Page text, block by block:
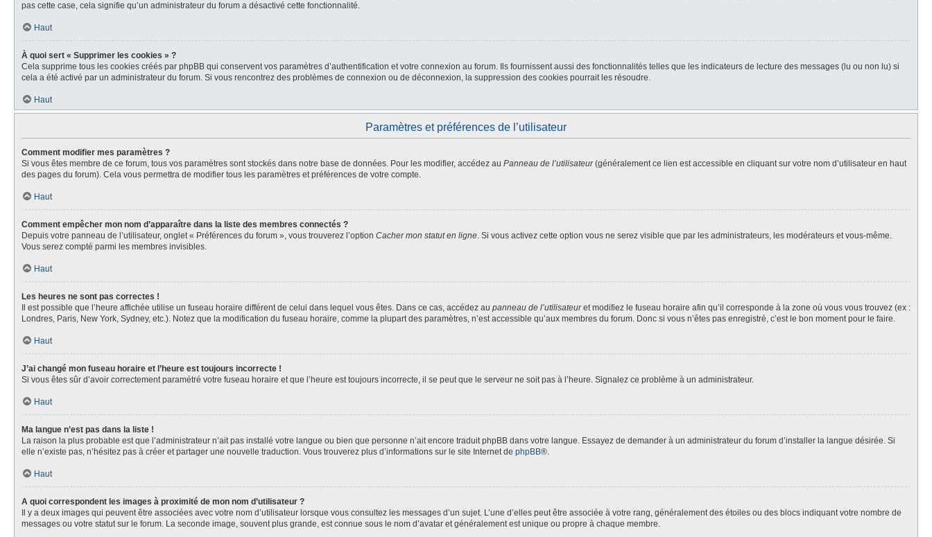
pas cette case, cela signifie qu’un administrateur du forum a désactivé cette fonctionnalité.
Haut
À quoi sert « Supprimer les cookies » ?
Cela supprime tous les cookies créés par phpBB qui conservent vos paramètres d’authentification et votre connexion au forum. Ils fournissent aussi des fonctionnalités telles que les indicateurs de lecture des messages (lu ou non lu) si
cela a été activé par un administrateur du forum. Si vous rencontrez des problèmes de connexion ou de déconnexion, la suppression des cookies pourrait les résoudre.
Haut
Paramètres et préférences de l’utilisateur
Comment modifier mes paramètres ?
Si vous êtes membre de ce forum, tous vos paramètres sont stockés dans notre base de données. Pour les modifier, accédez au Panneau de l’utilisateur(généralement ce lien est accessible en cliquant sur votre nom d’utilisateur en haut
des pages du forum). Cela vous permettra de modifier tous les paramètres et préférences de votre compte.
Haut
Comment empêcher mon nom d’apparaître dans la liste des membres connectés ?
Depuis votre panneau de l’utilisateur, onglet « Préférences du forum », vous trouverez l’option Cacher mon statut en ligne. Si vous activez cette option vous ne serez visible que par les administrateurs, les modérateurs et vous-même.
Vous serez compté parmi les membres invisibles.
Haut
Les heures ne sont pas correctes !
Il est possible que l’heure affichée utilise un fuseau horaire différent de celui dans lequel vous êtes. Dans ce cas, accédez au panneau de l’utilisateuret modifiez le fuseau horaire afin qu’il corresponde à la zone où vous vous trouvez (ex :
Londres, Paris, New York, Sydney, etc.). Notez que la modification du fuseau horaire, comme la plupart des paramètres, n’est accessible qu’aux membres du forum. Donc si vous n’êtes pas enregistré, c’est le bon moment pour le faire.
Haut
J’ai changé mon fuseau horaire et l’heure est toujours incorrecte !
Si vous êtes sûr d’avoir correctement paramétré votre fuseau horaire et que l’heure est toujours incorrecte, il se peut que le serveur ne soit pas à l’heure. Signalez ce problème à un administrateur.
Haut
Ma langue n’est pas dans la liste !
La raison la plus probable est que l’administrateur n’ait pas installé votre langue ou bien que personne n’ait encore traduit phpBB dans votre langue. Essayez de demander à un administrateur du forum d’installer la langue désirée. Si
elle n’existe pas, n’hésitez pas à créer et partager une nouvelle traduction. Vous trouverez plus d’informations sur le site Internet de phpBB®.
Haut
A quoi correspondent les images à proximité de mon nom d’utilisateur ?
Il y a deux images qui peuvent être associées avec votre nom d’utilisateur lorsque vous consultez les messages d’un sujet. L’une d’elles peut être associée à votre rang, généralement des étoiles ou des blocs indiquant votre nombre de
messages ou votre statut sur le forum. La seconde image, souvent plus grande, est connue sous le nom d’avatar et généralement est unique ou propre à chaque membre.